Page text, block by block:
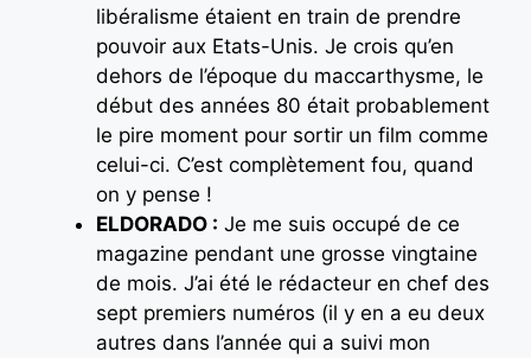
libéralisme étaient en train de prendre
pouvoir aux Etats-Unis. Je crois qu’en
dehors de l’époque du maccarthysme, le
début des années 80 était probablement
le pire moment pour sortir un film comme
celui-ci. C’est complètement fou, quand
on y pense !
ELDORADO : Je me suis occupé de ce
magazine pendant une grosse vingtaine
de mois. J’ai été le rédacteur en chef des
sept premiers numéros (il y en a eu deux
autres dans l’année qui a suivi mon